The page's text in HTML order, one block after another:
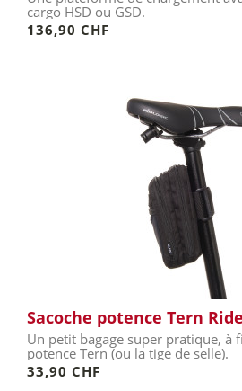
cargo HSD ou GSD.
136,90 CHF
Sacoche potence Tern
Un petit bagage super pratique, à
potence Tern (ou la tige de selle).
33,90 CHF